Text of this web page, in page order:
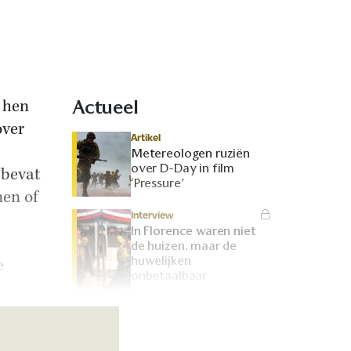
of
Actueel
Artikel
Metereologen ruziën
over D-Day in film
‘Pressure’
Interview
In Florence waren niet
de huizen, maar de
huwelijken
onbetaalbaar